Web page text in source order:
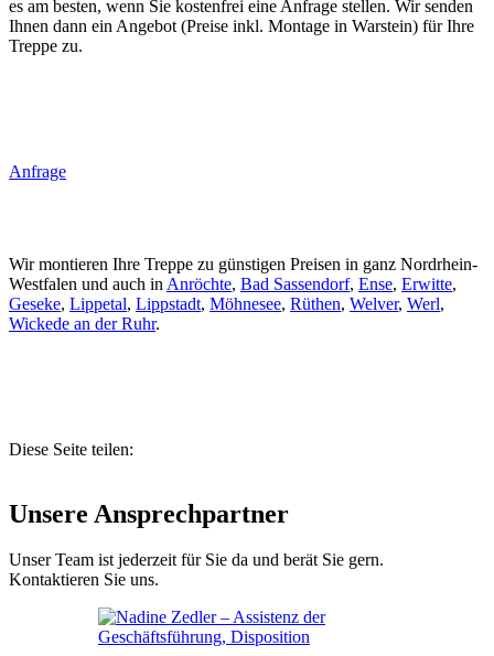
es am besten, wenn Sie kostenfrei eine Anfrage stellen. Wir senden
Ihnen dann ein Angebot (Preise inkl. Montage in Warstein) für Ihre
Treppe zu.
Anfrage
Wir montieren Ihre Treppe zu günstigen Preisen in ganz Nordrhein-
Westfalen und auch in Anröchte, Bad Sassendorf, Ense, Erwitte,
Geseke, Lippetal, Lippstadt, Möhnesee, Rüthen, Welver, Werl,
Wickede an der Ruhr.
Diese Seite teilen:
Unsere Ansprechpartner
Unser Team ist jederzeit für Sie da und berät Sie gern.
Kontaktieren Sie uns.